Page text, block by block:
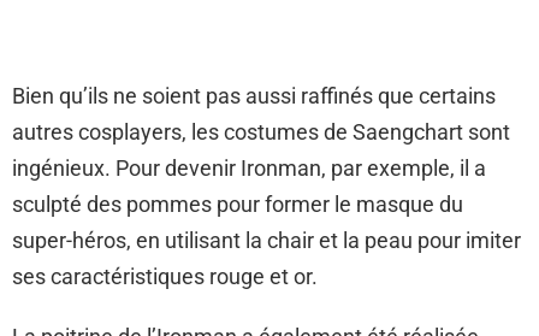
Bien qu’ils ne soient pas aussi raffinés que certains
autres cosplayers, les costumes de Saengchart sont
ingénieux. Pour devenir Ironman, par exemple, il a
sculpté des pommes pour former le masque du
super-héros, en utilisant la chair et la peau pour imiter
ses caractéristiques rouge et or.